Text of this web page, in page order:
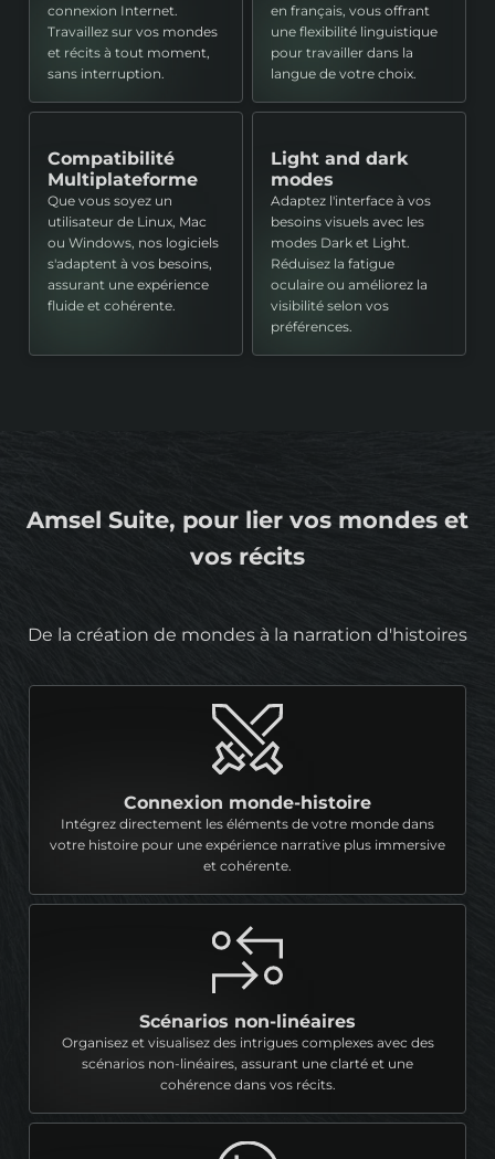
connexion Internet.
Travaillez sur vos mondes
et récits à tout moment,
sans interruption.
en français, vous offrant
une flexibilité linguistique
pour travailler dans la
langue de votre choix.
Compatibilité
Multiplateforme
Que vous soyez un
utilisateur de Linux, Mac
ou Windows, nos logiciels
s'adaptent à vos besoins,
assurant une expérience
fluide et cohérente.
Light and dark
modes
Adaptez l'interface à vos
besoins visuels avec les
modes Dark et Light.
Réduisez la fatigue
oculaire ou améliorez la
visibilité selon vos
préférences.
Amsel Suite, pour lier vos mondes et
vos récits
De la création de mondes à la narration d'histoires
Connexion monde-histoire
Intégrez directement les éléments de votre monde dans
votre histoire pour une expérience narrative plus immersive
et cohérente.
Scénarios non-linéaires
Organisez et visualisez des intrigues complexes avec des
scénarios non-linéaires, assurant une clarté et une
cohérence dans vos récits.